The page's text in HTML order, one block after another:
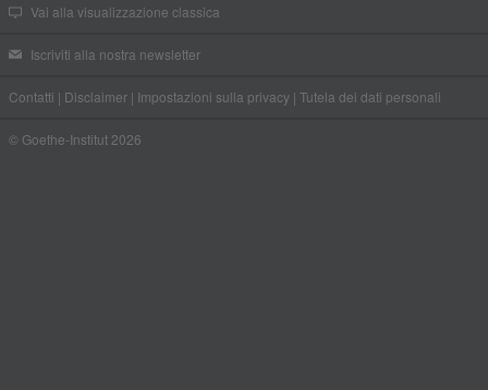
Vai alla visualizzazione classica
Iscriviti alla nostra newsletter
Contatti | Disclaimer| Impostazioni sulla privacy| Tutela dei dati personali
© Goethe-Institut 2026